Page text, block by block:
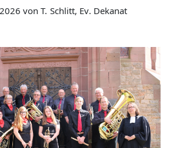
von T. Schlitt, Ev. Dekanat